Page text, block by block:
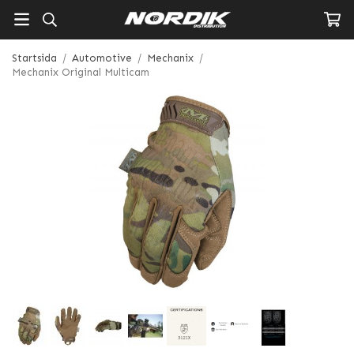
Startsida / Automotive / Mechanix /
Mechanix Original Multicam